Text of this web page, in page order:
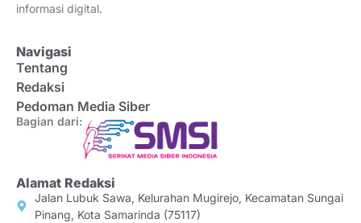
informasi digital.
Navigasi
Tentang
Redaksi
Pedoman Media Siber
Bagian dari:
Alamat Redaksi
Jalan Lubuk Sawa, Kelurahan Mugirejo, Kecamatan Sungai
Pinang, Kota Samarinda (75117)